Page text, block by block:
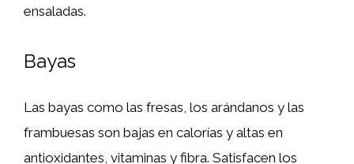
ensaladas.
Bayas
Las bayas como las fresas, los arándanos y las
frambuesas son bajas en calorías y altas en
antioxidantes, vitaminas y fibra. Satisfacen los